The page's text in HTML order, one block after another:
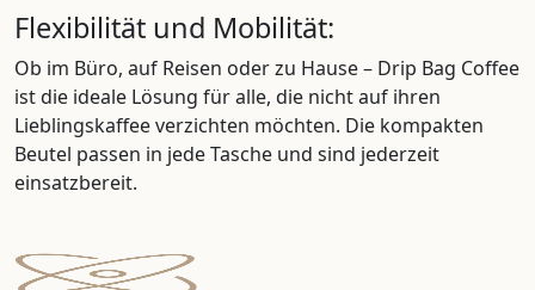
Flexibilität und Mobilität:
Ob im Büro, auf Reisen oder zu Hause – Drip Bag Coffee
ist die ideale Lösung für alle, die nicht auf ihren
Lieblingskaffee verzichten möchten. Die kompakten
Beutel passen in jede Tasche und sind jederzeit
einsatzbereit.